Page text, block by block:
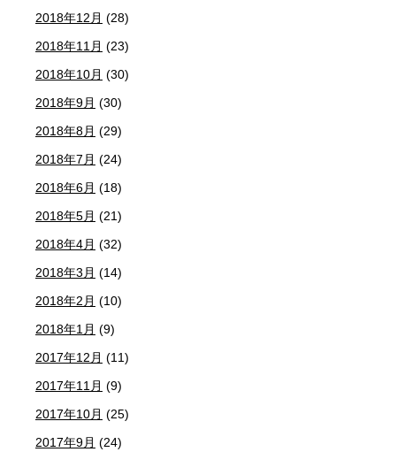
2018年12月 (28)
2018年11月 (23)
2018年10月 (30)
2018年9月 (30)
2018年8月 (29)
2018年7月 (24)
2018年6月 (18)
2018年5月 (21)
2018年4月 (32)
2018年3月 (14)
2018年2月 (10)
2018年1月 (9)
2017年12月 (11)
2017年11月 (9)
2017年10月 (25)
2017年9月 (24)